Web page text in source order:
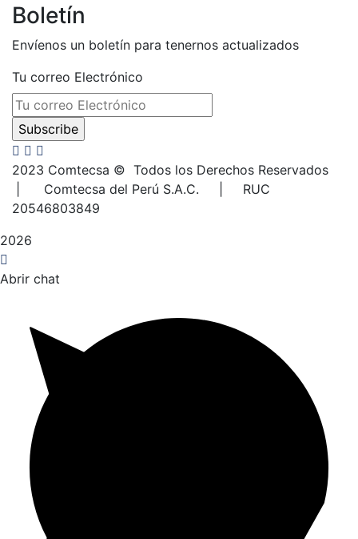
Boletín
Envíenos un boletín para tenernos actualizados
Tu correo Electrónico
2023 Comtecsa © Todos los Derechos Reservados
| Comtecsa del Perú S.A.C. | RUC
20546803849
2026
Abrir chat